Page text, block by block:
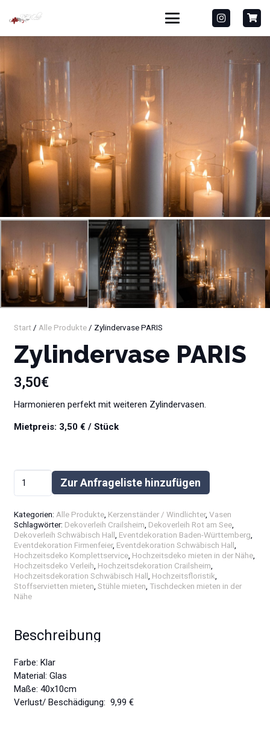
Start/ Alle Produkte/ Zylindervase PARIS
Zylindervase PARIS
3,50€
Harmonieren perfekt mit weiteren Zylindervasen.
Mietpreis: 3,50 € / Stück
Zylindervase
PARIS
Zur Anfrageliste hinzufügen
Alternative:
Kategorien: Alle Produkte, Kerzenständer / Windlichter, Vasen
Schlagwörter: Dekoverleih Crailsheim, Dekoverleih Rot am See,
Dekoverleih Schwäbisch Hall, Eventdekoration Baden-Württemberg,
Eventdekoration Firmenfeier, Eventdekoration Schwäbisch Hall,
Hochzeitsdeko Komplettservice, Hochzeitsdeko mieten in der Nähe,
Hochzeitsdeko Verleih, Hochzeitsdekoration Crailsheim,
Hochzeitsdekoration Schwäbisch Hall, Hochzeitsfloristik,
Stoffservietten mieten, Stühle mieten, Tischdecken mieten in der
Nähe
Beschreibung
Farbe: Klar
Material: Glas
Maße: 40x10cm
Verlust/ Beschädigung: 9,99 €